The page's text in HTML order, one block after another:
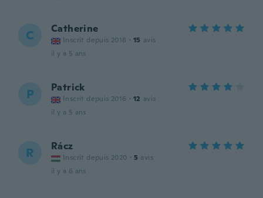
C Catherine
Inscrit depuis 2018 · 15 avis
il y a 5 ans
P Patrick
Inscrit depuis 2016 · 12 avis
il y a 5 ans
R Rácz
Inscrit depuis 2020 · 5 avis
il y a 6 ans